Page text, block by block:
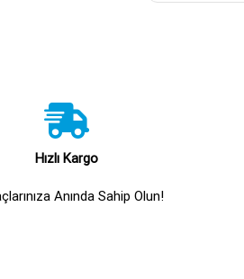
Hızlı Kargo
Anında Sahip Olun!